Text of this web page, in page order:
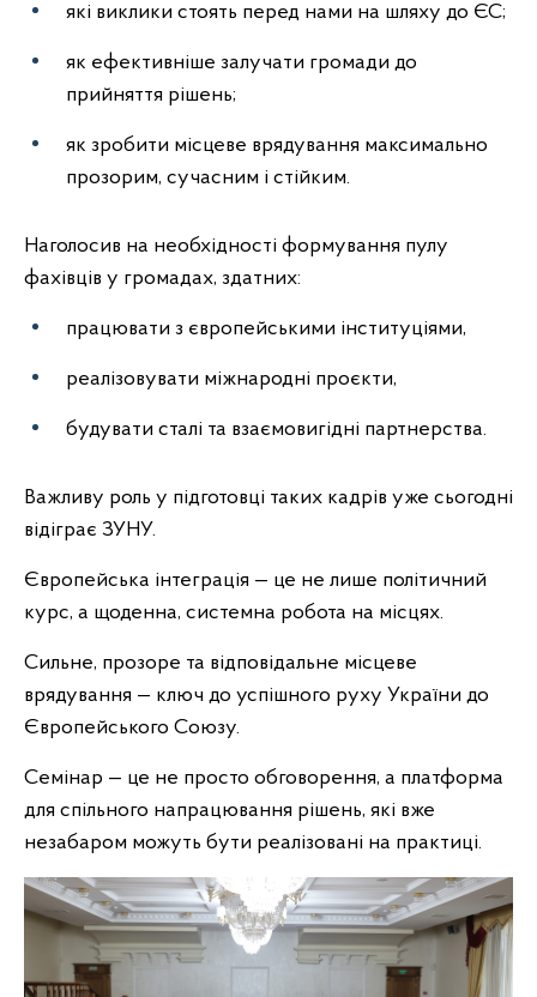
які виклики стоять перед нами на шляху до ЄС;
як ефективніше залучати громади до
прийняття рішень;
як зробити місцеве врядування максимально
прозорим, сучасним і стійким.
Наголосив на необхідності формування пулу
фахівців у громадах, здатних:
працювати з європейськими інституціями,
реалізовувати міжнародні проєкти,
будувати сталі та взаємовигідні партнерства.
Важливу роль у підготовці таких кадрів уже сьогодні
відіграє ЗУНУ.
Європейська інтеграція — це не лише політичний
курс, а щоденна, системна робота на місцях.
Сильне, прозоре та відповідальне місцеве
врядування — ключ до успішного руху України до
Європейського Союзу.
Семінар — це не просто обговорення, а платформа
для спільного напрацювання рішень, які вже
незабаром можуть бути реалізовані на практиці.